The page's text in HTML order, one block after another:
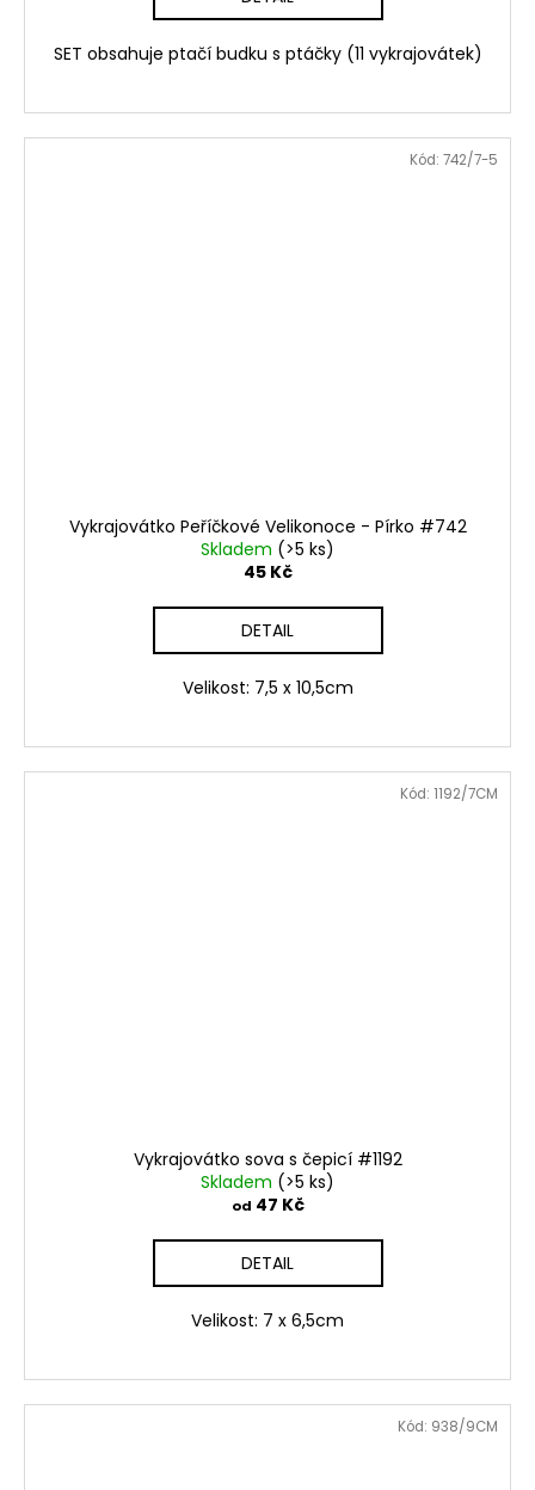
SET obsahuje ptačí budku s ptáčky (11 vykrajovátek)
Vykrajovátko Peříčkové Velikonoce - Pírko #742
Skladem (>5 ks)
45 Kč
DETAIL
Velikost: 7,5 x 10,5cm
Kód: 742/7-5
Vykrajovátko sova s čepicí #1192
Skladem (>5 ks)
od 47 Kč
DETAIL
Velikost: 7 x 6,5cm
Kód: 1192/7CM
Kód: 938/9CM